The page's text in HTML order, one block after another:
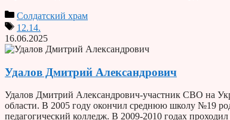
Солдатский храм
12.14.
16.06.2025
Удалов Дмитрий Александрович
Удалов Дмитрий Александрович-участник СВО на
области. В 2005 году окончил среднюю школу №19
педагогический колледж. В 2009-2010 годах